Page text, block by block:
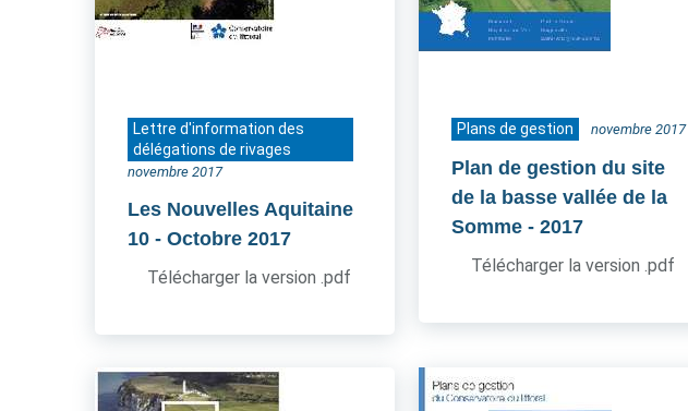
Lettre d'information des
délégations de rivages
novembre 2017
Les Nouvelles Aquitaine
10 - Octobre 2017
Télécharger la version .pdf
Plans de gestion novembre 2017
Plan de gestion du site
de la basse vallée de la
Somme - 2017
Télécharger la version .pdf